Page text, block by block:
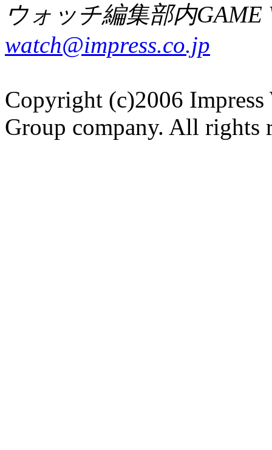
ウォッチ編集部内GAME
watch@impress.co.jp
Copyright (c)2006 Impress
Group company. All rights